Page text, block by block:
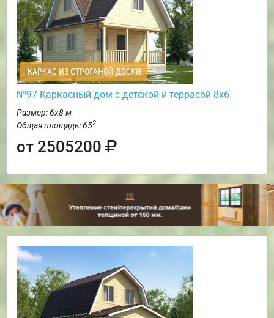
КАРКАС ИЗ СТРОГАНОЙ ДОСКИ
№97 Каркасный дом с детской и террасой 8х6
Размер: 6х8 м
Общая площадь: 652
от 2505200